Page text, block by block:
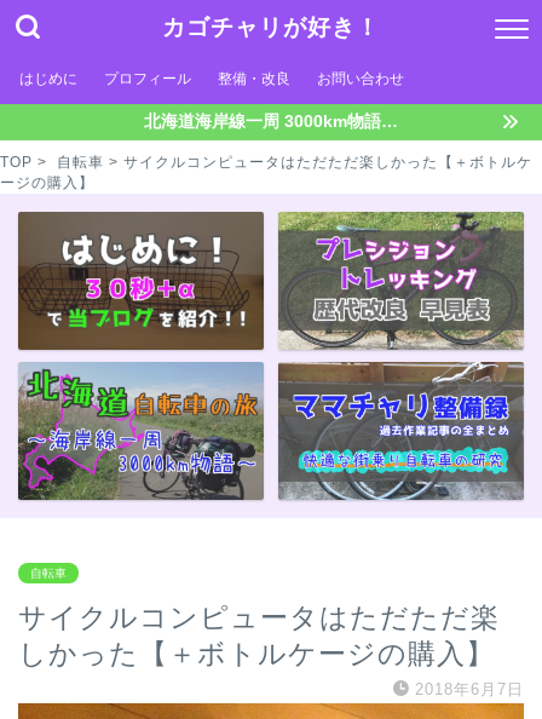
カゴチャリが好き！
はじめに プロフィール 整備・改良 お問い合わせ
北海道海岸線一周 3000km物語…
TOP > 自転車 > サイクルコンピュータはただただ楽しかった【＋ボトルケ
ージの購入】
自転車
サイクルコンピュータはただただ楽
しかった【＋ボトルケージの購入】
2018年6月7日